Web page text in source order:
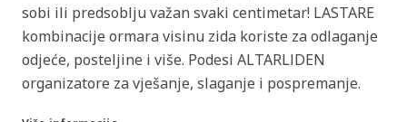
sobi ili predsoblju važan svaki centimetar! LASTARE
kombinacije ormara visinu zida koriste za odlaganje
odjeće, posteljine i više. Podesi ALTARLIDEN
organizatore za vješanje, slaganje i pospremanje.